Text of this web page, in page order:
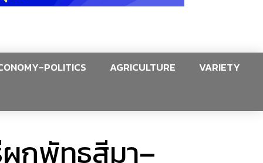
POLITICS AGRICULTURE VARIETY
ผูกพัทธสีมา–